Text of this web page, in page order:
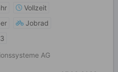
Vollzeit
Jobrad
3
AG